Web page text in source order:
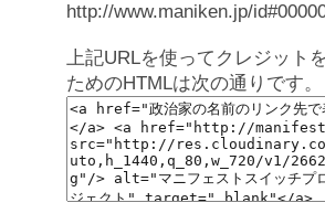
http://www.maniken.jp/
上記URLを使ってクレジット
ためのHTMLは次の通りです。